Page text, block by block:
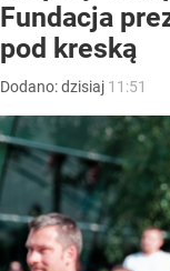
Fundacja
pod kreską
Dodano:dzisiaj 11:51